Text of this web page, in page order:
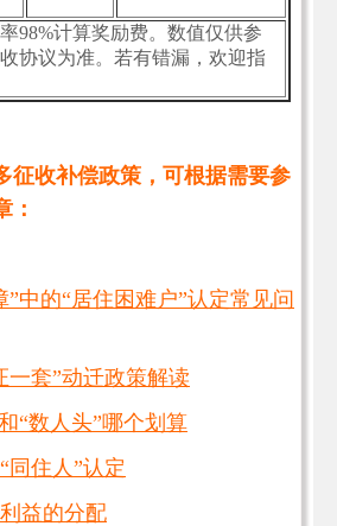
98%计算奖励费。数值仅供参
协议为准。若有错漏，欢迎指
征收补偿政策，可根据需要参
：
”中的“居住困难户”认定常见问
一套”动迁政策解读
“数人头”哪个划算
同住人”认定
益的分配